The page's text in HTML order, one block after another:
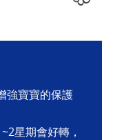
強寶寶的保護
星期會好轉，